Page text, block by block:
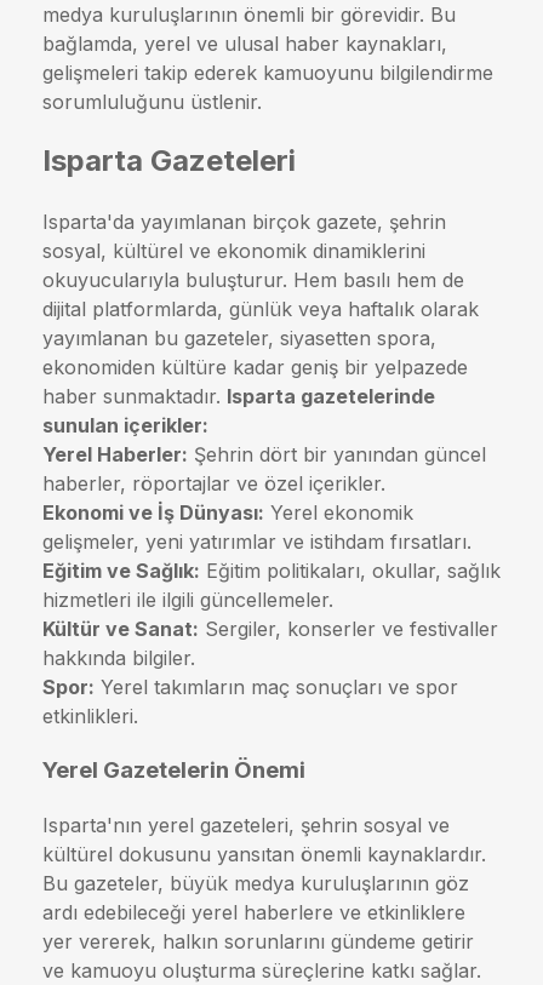
medya kuruluşlarının önemli bir görevidir. Bu
bağlamda, yerel ve ulusal haber kaynakları,
gelişmeleri takip ederek kamuoyunu bilgilendirme
sorumluluğunu üstlenir.
Isparta Gazeteleri
Isparta'da yayımlanan birçok gazete, şehrin
sosyal, kültürel ve ekonomik dinamiklerini
okuyucularıyla buluşturur. Hem basılı hem de
dijital platformlarda, günlük veya haftalık olarak
yayımlanan bu gazeteler, siyasetten spora,
ekonomiden kültüre kadar geniş bir yelpazede
haber sunmaktadır. Isparta gazetelerinde
sunulan içerikler:
Yerel Haberler: Şehrin dört bir yanından güncel
haberler, röportajlar ve özel içerikler.
Ekonomi ve İş Dünyası: Yerel ekonomik
gelişmeler, yeni yatırımlar ve istihdam fırsatları.
Eğitim ve Sağlık: Eğitim politikaları, okullar, sağlık
hizmetleri ile ilgili güncellemeler.
Kültür ve Sanat: Sergiler, konserler ve festivaller
hakkında bilgiler.
Spor: Yerel takımların maç sonuçları ve spor
etkinlikleri.
Yerel Gazetelerin Önemi
Isparta'nın yerel gazeteleri, şehrin sosyal ve
kültürel dokusunu yansıtan önemli kaynaklardır.
Bu gazeteler, büyük medya kuruluşlarının göz
ardı edebileceği yerel haberlere ve etkinliklere
yer vererek, halkın sorunlarını gündeme getirir
ve kamuoyu oluşturma süreçlerine katkı sağlar.